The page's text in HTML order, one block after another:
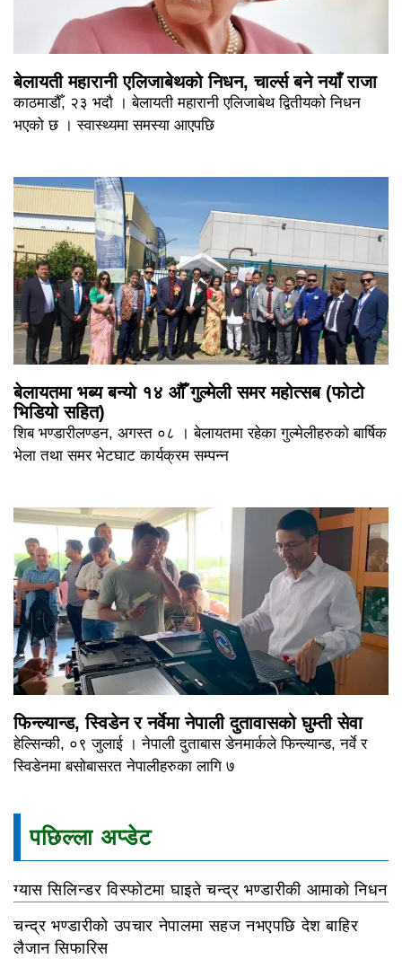
बेलायती महारानी एलिजाबेथको निधन, चार्ल्स बने नयाँ राजा
काठमाडौँ, २३ भदौ । बेलायती महारानी एलिजाबेथ द्वितीयको निधन
भएको छ । स्वास्थ्यमा समस्या आएपछि
बेलायतमा भब्य बन्यो १४ औँ गुल्मेली समर महोत्सब (फोटो
भिडियो सहित)
शिब भण्डारीलण्डन, अगस्त ०८ । बेलायतमा रहेका गुल्मेलीहरुको बार्षिक
भेला तथा समर भेटघाट कार्यक्रम सम्पन्न
फिन्ल्यान्ड, स्विडेन र नर्वेमा नेपाली दुतावासको घुम्ती सेवा
हेल्सिन्की, ०९ जुलाई । नेपाली दुताबास डेनमार्कले फिन्ल्यान्ड, नर्वे र
स्विडेनमा बसोबासरत नेपालीहरुका लागि ७
पछिल्ला अप्डेट
ग्यास सिलिन्डर विस्फोटमा घाइते चन्द्र भण्डारीकी आमाको निधन
चन्द्र भण्डारीको उपचार नेपालमा सहज नभएपछि देश बाहिर
लैजान सिफारिस